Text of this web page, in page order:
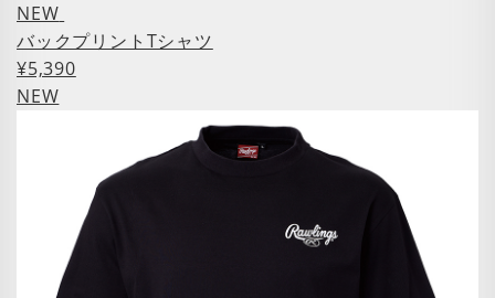
NEW
バックプリントTシャツ
¥5,390
NEW